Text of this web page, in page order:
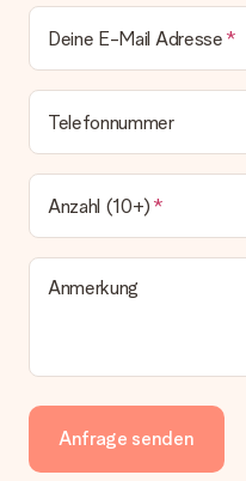
Deine E-Mail Adresse
Telefonnummer
Anzahl (10+)
Anmerkung
Anfrage senden